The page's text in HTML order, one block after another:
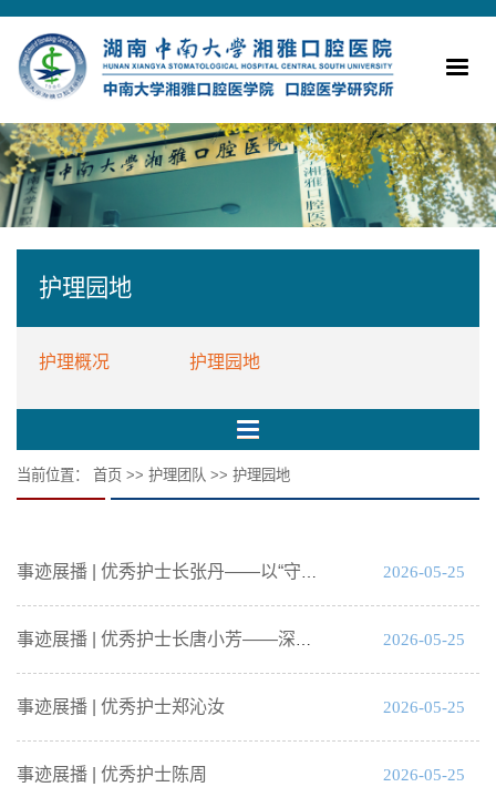
护理园地
护理概况 护理园地
当前位置： 首页 >> 护理团队 >> 护理园地
事迹展播 | 优秀护士长张丹——以“守护群众口腔健康”为己任 2026-05-25
事迹展播 | 优秀护士长唐小芳——深耕牙周护理，以匠心守护每一口健康笑容 2026-05-25
事迹展播 | 优秀护士郑沁汝 2026-05-25
事迹展播 | 优秀护士陈周 2026-05-25